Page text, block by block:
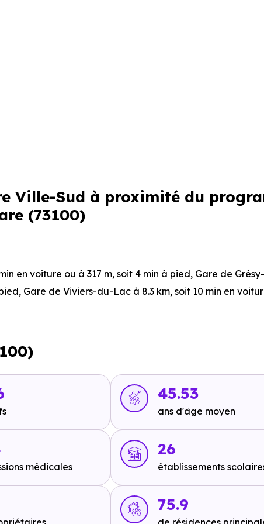
Ville-Sud à proximité du
(73100)
en voiture ou à 317 m, soit 4 min à pied, Gare de
, Gare de Viviers-du-Lac à 8.3 km, soit 10 min en
3 min à pied
soit 6 min en voiture ou à 4.4 km, soit 55 min à pied
A41
3.8 km, soit 46 min à pied.
45.53
ans d'âge moyen
médicales
26
établissements
75.9